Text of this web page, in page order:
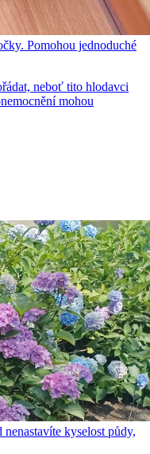
Pomohou jednoduché
neboť tito hlodavci
mohou
kyselost půdy,